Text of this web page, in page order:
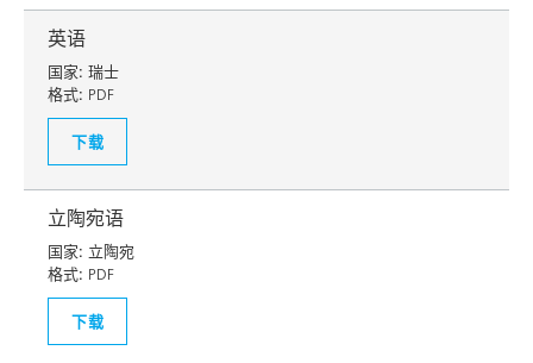
英语
国家: 瑞士
格式: PDF
下载
立陶宛语
国家: 立陶宛
格式: PDF
下载